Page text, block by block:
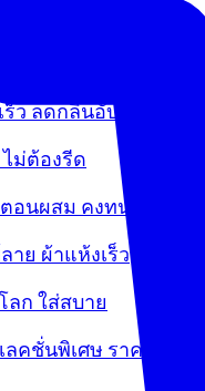
า อยู่ทรง (CT, Prima)
านุ่ม ใส่สบาย (OXY)
ว ลดกลิ่นอับ (Flexup)
ม่ต้องรีด
อนผสม คงทน ไม่หดย้วย
าย ผ้าแห้งเร็ว
ลก ใส่สบาย
คชั่นพิเศษ ราคาพิเศษ